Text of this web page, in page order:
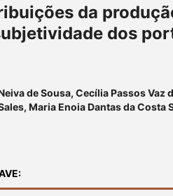
da
dos
de Sousa, Cecília Passos Vaz
Maria Enoia Dantas da Costa